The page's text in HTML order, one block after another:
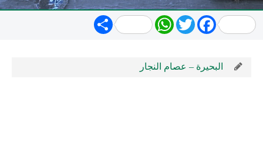
Share WhatsApp
TwitterFacebook
البحيرة – عصام النجار